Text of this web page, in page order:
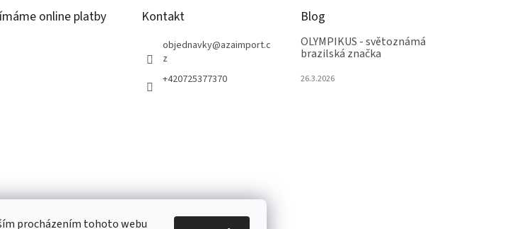
procházením tohoto webu
online platby Kontakt
objednavky@azaimport.c
z
+420725377370
Blog
OLYMPIKUS - světoznámá
brazilská značka
26.3.2026